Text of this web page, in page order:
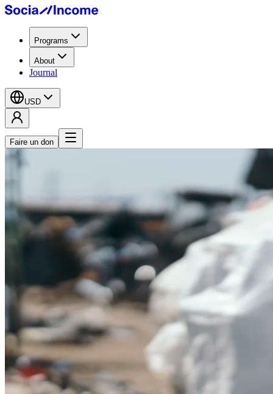
Programs
About
Journal
USD
Faire un don